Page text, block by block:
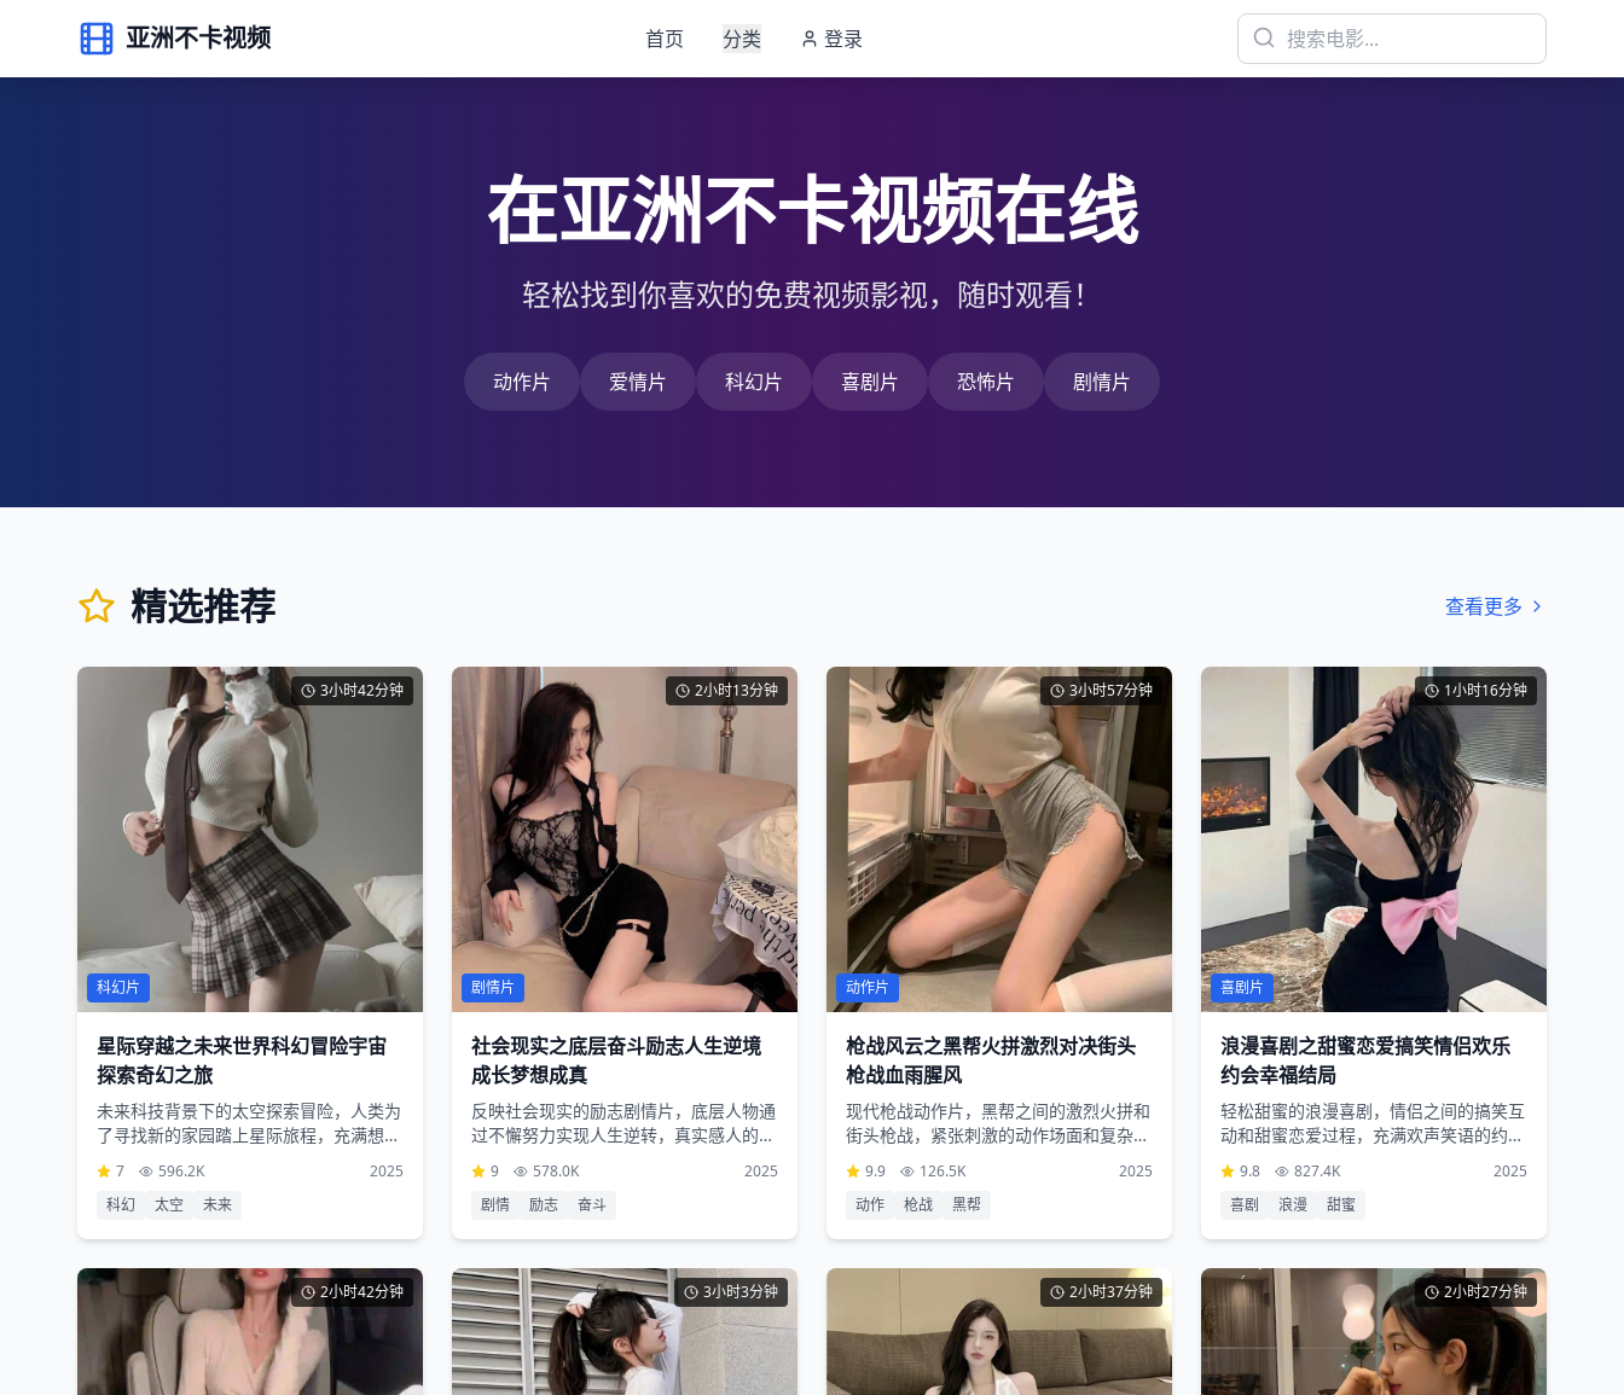
亚洲不卡视频 首页 分类 登录
在亚洲不卡视频在线
轻松找到你喜欢的免费视频影视，随时观看！
动作片 爱情片 科幻片 喜剧片 恐怖片 剧情片
精选推荐 查看更多
3小时42分钟
科幻片
星际穿越之未来世界科幻冒险宇宙
探索奇幻之旅
未来科技背景下的太空探索冒险，人类为
了寻找新的家园踏上星际旅程，充满想象
力的科幻设定和震撼的视觉效果
7 596.2K
2025
科幻
太空 未来
2小时13分钟
剧情片
社会现实之底层奋斗励志人生逆境
成长梦想成真
反映社会现实的励志剧情片，底层人物通
过不懈努力实现人生逆转，真实感人的故
事情节激励观众追求梦想
9 578.0K
2025
剧情
励志 奋斗
3小时57分钟
动作片
枪战风云之黑帮火拼激烈对决街头
枪战血雨腥风
现代枪战动作片，黑帮之间的激烈火拼和
街头枪战，紧张刺激的动作场面和复杂的
人物关系交织成精彩故事
9.9 126.5K
2025
动作
枪战 黑帮
1小时16分钟
喜剧片
浪漫喜剧之甜蜜恋爱搞笑情侣欢乐
约会幸福结局
轻松甜蜜的浪漫喜剧，情侣之间的搞笑互
动和甜蜜恋爱过程，充满欢声笑语的约会
情节让人心情愉悦
9.8 827.4K
2025
喜剧
浪漫 甜蜜
2小时42分钟 3小时3分钟 2小时37分钟 2小时27分钟